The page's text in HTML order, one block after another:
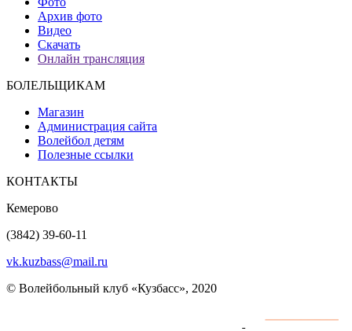
Архив фото
Видео
Скачать
Онлайн трансляция
БОЛЕЛЬЩИКАМ
Магазин
Администрация сайта
Волейбол детям
Полезные ссылки
КОНТАКТЫ
Кемерово
(3842) 39-60-11
vk.kuzbass@mail.ru
© Волейбольный клуб «Кузбасс», 2020